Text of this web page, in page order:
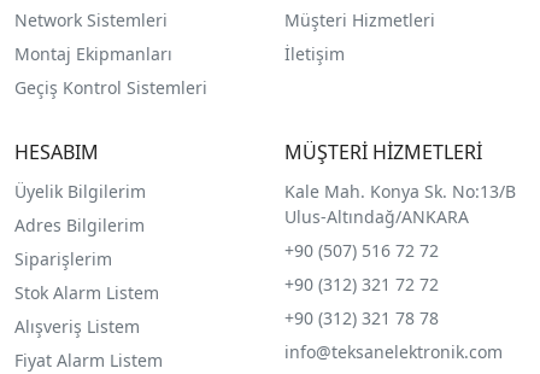
Network Sistemleri
Montaj Ekipmanları
Geçiş Kontrol Sistemleri
Müşteri Hizmetleri
İletişim
HESABIM
Üyelik Bilgilerim
Adres Bilgilerim
Siparişlerim
Stok Alarm Listem
Alışveriş Listem
Fiyat Alarm Listem
MÜŞTERİ HİZMETLERİ
Kale Mah. Konya Sk. No:13/B
Ulus-Altındağ/ANKARA
+90 (507) 516 72 72
+90 (312) 321 72 72
+90 (312) 321 78 78
info@teksanelektronik.com